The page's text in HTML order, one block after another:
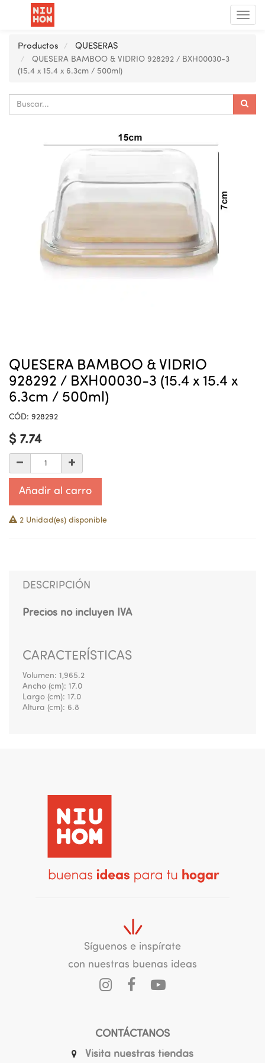
Menú
de
Productos
QUESERAS
QUESERA BAMBOO & VIDRIO 928292 / BXH00030-3
(15.4 x 15.4 x 6.3cm / 500ml)
QUESERA BAMBOO & VIDRIO
928292 / BXH00030-3 (15.4 x 15.4 x
6.3cm / 500ml)
CÓD: 928292
$ 7.74
Añadir al carro
2 Unidad(es) disponible
DESCRIPCIÓN
Precios no incluyen IVA
CARACTERÍSTICAS
Volumen: 1,965.2
Ancho (cm): 17.0
Largo (cm): 17.0
Altura (cm): 6.8
Síguenos e inspírate
con nuestras buenas ideas
CONTÁCTANOS
Visita nuestras tiendas